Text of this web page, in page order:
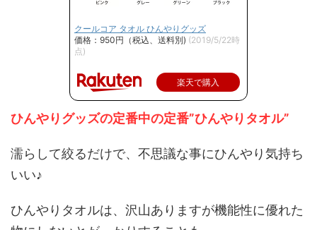
クールコア タオル ひんやりグッズ
価格：950円（税込、送料別) (2019/5/22時
点)
楽天で購入
ひんやりグッズの定番中の定番”ひんやりタオル”
濡らして絞るだけで、不思議な事にひんやり気持ち
いい♪
ひんやりタオルは、沢山ありますが機能性に優れた